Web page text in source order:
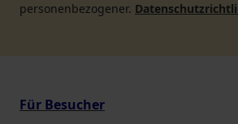
personenbezogener.
Für Besucher